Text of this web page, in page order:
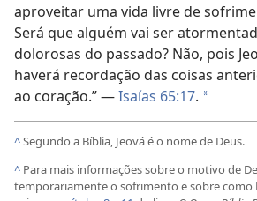
aproveitar uma vida livre de
Será que alguém vai ser
dolorosas do passado? Não, pois
haverá recordação das coisas
ao coração.” —Isaías 65:17. *
^Segundo a Bíblia, Jeová é o nome de Deus.
^ Para mais informações sobre o motivo de
temporariamente o sofrimento e sobre como